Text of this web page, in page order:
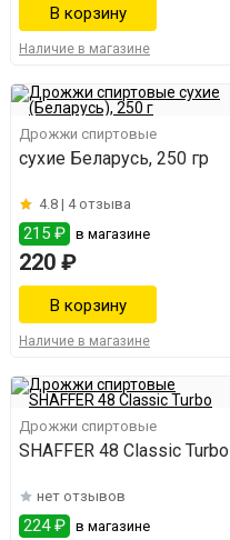
Наличие в магазине
Дрожжи спиртовые
сухие Беларусь, 250 гр
4.8 | 4 отзыва
215 ₽ в магазине
220 ₽
Наличие в магазине
Дрожжи спиртовые
SHAFFER 48 Classic Turbo
нет отзывов
224 ₽ в магазине